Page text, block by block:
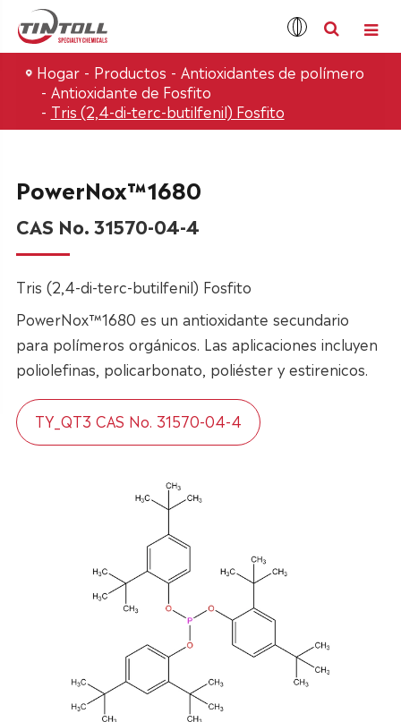
Hogar Productos
Antioxidantes de polímero
Antioxidante de Fosfito
Tris (2,4-di-terc-butilfenil) Fosfito
PowerNox™1680
CAS No. 31570-04-4
Tris (2,4-di-terc-butilfenil) Fosfito
PowerNox™1680 es un antioxidante secundario
para polímeros orgánicos. Las aplicaciones incluyen
poliolefinas, policarbonato, poliéster y estirenicos.
TY_QT3 CAS No. 31570-04-4